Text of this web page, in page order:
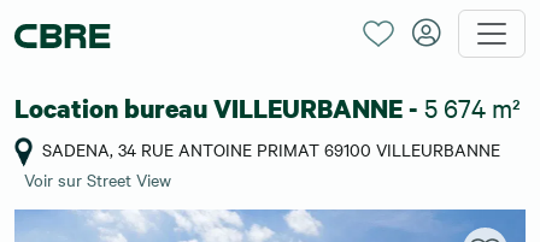
Location bureau VILLEURBANNE - 5 674 m²
SADENA, 34 RUE ANTOINE PRIMAT 69100 VILLEURBANNE
Voir sur Street View